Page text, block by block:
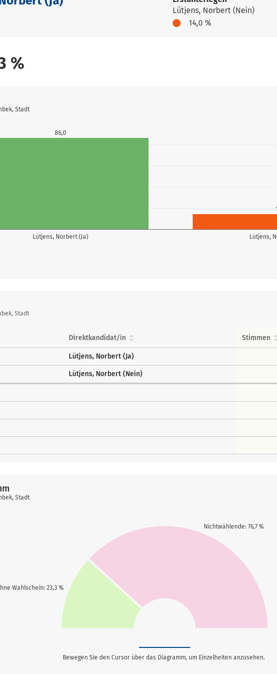
Lütjens, Norbert (Nein)
14,0 %
%
Lütjens, Norbert (Ja) Lütjens,
86,0
Stadt
Stadt
Direktkandidat/in Stimmen
Lütjens, Norbert (Ja)
Lütjens, Norbert (Nein)
Wahlschein: 23,3 %
Nichtwählende: 76,7 %
Stadt
Bewegen Sie den Cursor über das Diagramm, um Einzelheiten anzusehen.